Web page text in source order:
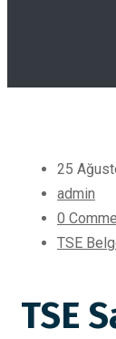
25
admin
0
TSE
TSE